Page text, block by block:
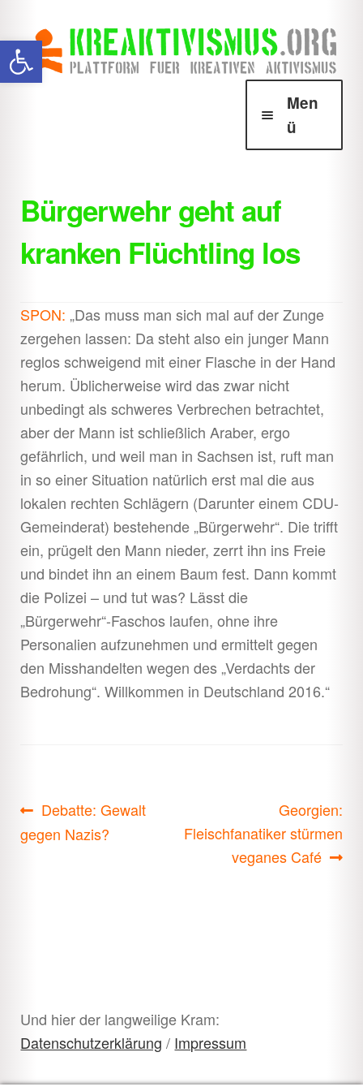
Werkzeugleiste öffnen Zur
Navigation
springen
Zum
Inhalt
springen
Men
ü
Howtos
Downloads
Shop
öffnen
Bürgerwehr geht auf
kranken Flüchtling los
SPON: „Das muss man sich mal auf der Zunge
zergehen lassen: Da steht also ein junger Mann
reglos schweigend mit einer Flasche in der Hand
herum. Üblicherweise wird das zwar nicht
unbedingt als schweres Verbrechen betrachtet,
aber der Mann ist schließlich Araber, ergo
gefährlich, und weil man in Sachsen ist, ruft man
in so einer Situation natürlich erst mal die aus
lokalen rechten Schlägern (Darunter einem CDU-
Gemeinderat) bestehende „Bürgerwehr“. Die trifft
ein, prügelt den Mann nieder, zerrt ihn ins Freie
und bindet ihn an einem Baum fest. Dann kommt
die Polizei – und tut was? Lässt die
„Bürgerwehr“-Faschos laufen, ohne ihre
Personalien aufzunehmen und ermittelt gegen
den Misshandelten wegen des „Verdachts der
Bedrohung“. Willkommen in Deutschland 2016.“
Beitragsnavigation
Vorheriger
Beitrag:
Debatte: Gewalt
gegen Nazis?
Nächster
Beitrag:
Georgien:
Fleischfanatiker stürmen
veganes Café
Und hier der langweilige Kram:
Datenschutzerklärung / Impressum